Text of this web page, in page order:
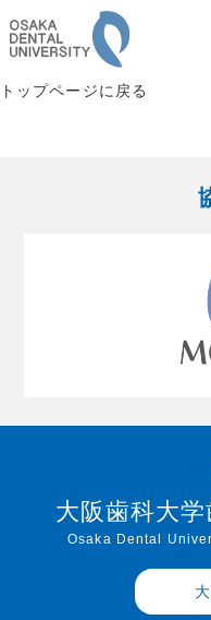
トップページに戻る
大阪歯科大
Osaka Dental